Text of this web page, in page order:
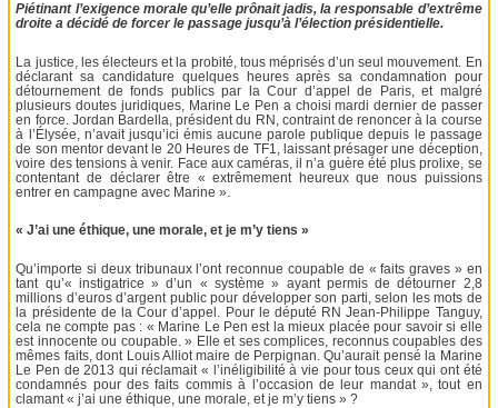
Piétinant l’exigence morale qu’elle prônait jadis, la responsable d’extrême
droite a décidé de forcer le passage jusqu’à l’élection présidentielle.
La justice, les électeurs et la probité, tous méprisés d’un seul mouvement. En
déclarant sa candidature quelques heures après sa condamnation pour
détournement de fonds publics par la Cour d’appel de Paris, et malgré
plusieurs doutes juridiques, Marine Le Pen a choisi mardi dernier de passer
en force. Jordan Bardella, président du RN, contraint de renoncer à la course
à l’Élysée, n’avait jusqu’ici émis aucune parole publique depuis le passage
de son mentor devant le 20 Heures de TF1, laissant présager une déception,
voire des tensions à venir. Face aux caméras, il n’a guère été plus prolixe, se
contentant de déclarer être « extrêmement heureux que nous puissions
entrer en campagne avec Marine ».
« J’ai une éthique, une morale, et je m’y tiens »
Qu’importe si deux tribunaux l’ont reconnue coupable de « faits graves » en
tant qu’« instigatrice » d’un « système » ayant permis de détourner 2,8
millions d’euros d’argent public pour développer son parti, selon les mots de
la présidente de la Cour d’appel. Pour le député RN Jean-Philippe Tanguy,
cela ne compte pas : « Marine Le Pen est la mieux placée pour savoir si elle
est innocente ou coupable. » Elle et ses complices, reconnus coupables des
mêmes faits, dont Louis Alliot maire de Perpignan. Qu’aurait pensé la Marine
Le Pen de 2013 qui réclamait « l’inéligibilité à vie pour tous ceux qui ont été
condamnés pour des faits commis à l’occasion de leur mandat », tout en
clamant « j’ai une éthique, une morale, et je m’y tiens » ?